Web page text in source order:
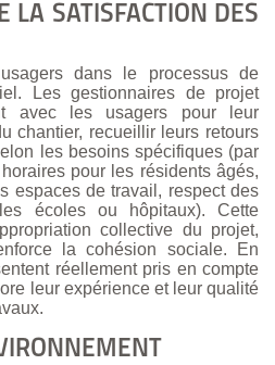
LA SATISFACTION DES
dans le processus de
Les gestionnaires de projet
avec les usagers pour leur
chantier, recueillir leurs retours
les besoins spécifiques (par
pour les résidents âgés,
espaces de travail, respect des
écoles ou hôpitaux). Cette
collective du projet,
la cohésion sociale. En
réellement pris en compte
leur expérience et leur qualité